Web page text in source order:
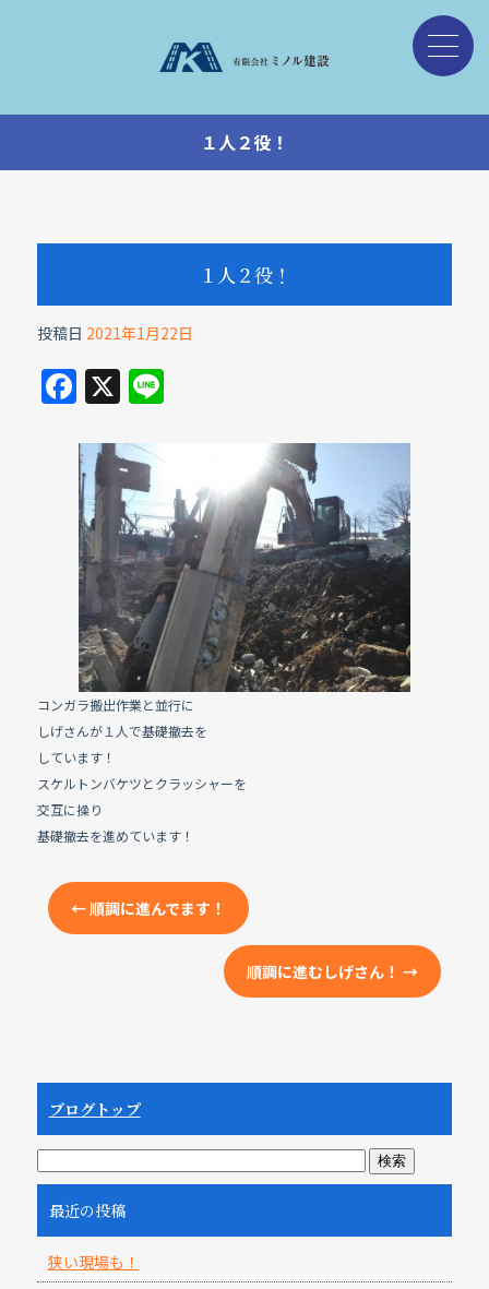
１人２役！
１人２役！
投稿日 2021年1月22日
F
a
c
e
b
o
o
k
X Li
コンガラ搬出作業と並行に
しげさんが１人で基礎撤去を
しています！
スケルトンバケツとクラッシャーを
交互に操り
基礎撤去を進めています！
←順調に進んでます！
順調に進むしげさん！→
ブログトップ
最近の投稿
狭い現場も！